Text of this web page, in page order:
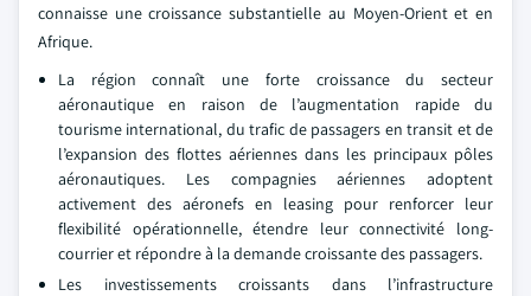
connaisse une croissance substantielle au Moyen-Orient et en
Afrique.
La région connaît une forte croissance du secteur
aéronautique en raison de l’augmentation rapide du
tourisme international, du trafic de passagers en transit et de
l’expansion des flottes aériennes dans les principaux pôles
aéronautiques. Les compagnies aériennes adoptent
activement des aéronefs en leasing pour renforcer leur
flexibilité opérationnelle, étendre leur connectivité long-
courrier et répondre à la demande croissante des passagers.
Les investissements croissants dans l’infrastructure